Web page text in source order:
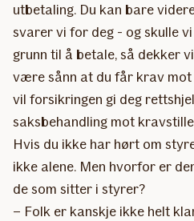
utbetaling. Du kan bare
svarer vi for deg - og skulle
grunn til å betale, så dekker
være sånn at du får krav mot
vil forsikringen gi deg
saksbehandling mot
Hvis du ikke har hørt om
ikke alene. Men hvorfor er
de som sitter i styrer?
– Folk er kanskje ikke helt